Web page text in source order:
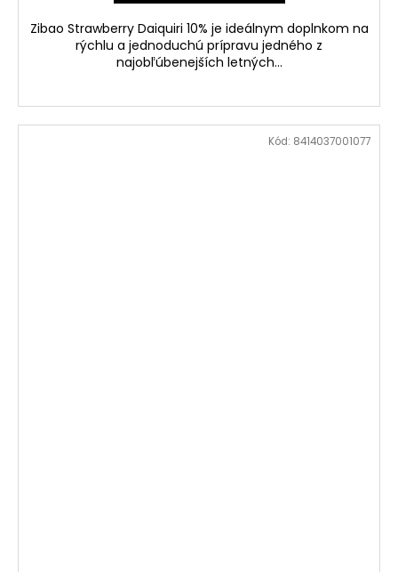
Zibao Strawberry Daiquiri 10% je ideálnym doplnkom na
rýchlu a jednoduchú prípravu jedného z
najobľúbenejších letných...
Kód: 8414037001077